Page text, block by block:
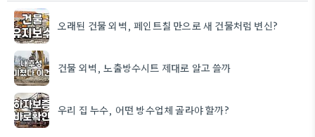
오래된 건물 외벽, 페인트칠 만으로 새 건물처럼 변신?
건물 외벽, 노출방수시트 제대로 알고 쓸까
우리 집 누수, 어떤 방수업체 골라야 할까?